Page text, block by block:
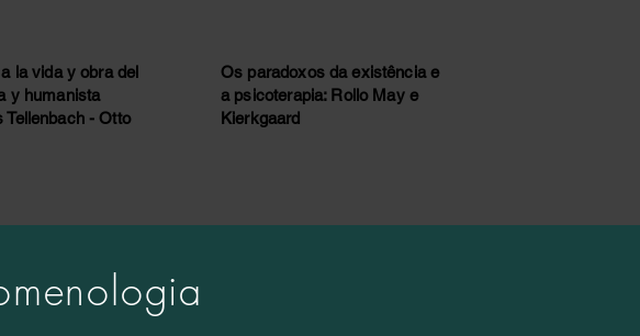
la vida y obra del
y humanista
Tellenbach - Otto
Os paradoxos da existência e
a psicoterapia: Rollo May e
Kierkgaard